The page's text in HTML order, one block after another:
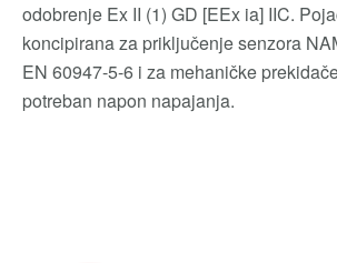
odobrenje Ex II (1) GD [EEx ia] IIC.
koncipirana za priključenje senzora
EN 60947-5-6 i za mehaničke
potreban napon napajanja.